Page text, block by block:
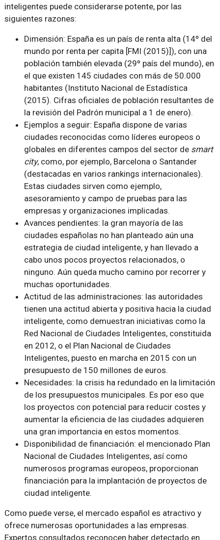
inteligentes puede considerarse potente, por las
siguientes razones:
Dimensión: España es un país de renta alta (14º del
mundo por renta per capita [FMI (2015)]), con una
población también elevada (29º país del mundo), en
el que existen 145 ciudades con más de 50.000
habitantes (Instituto Nacional de Estadística
(2015). Cifras oficiales de población resultantes de
la revisión del Padrón municipal a 1 de enero).
Ejemplos a seguir: España dispone de varias
ciudades reconocidas como líderes europeos o
globales en diferentes campos del sector de smart
city, como, por ejemplo, Barcelona o Santander
(destacadas en varios rankings internacionales).
Estas ciudades sirven como ejemplo,
asesoramiento y campo de pruebas para las
empresas y organizaciones implicadas.
Avances pendientes: la gran mayoría de las
ciudades españolas no han planteado aún una
estrategia de ciudad inteligente, y han llevado a
cabo unos pocos proyectos relacionados, o
ninguno. Aún queda mucho camino por recorrer y
muchas oportunidades.
Actitud de las administraciones: las autoridades
tienen una actitud abierta y positiva hacia la ciudad
inteligente, como demuestran iniciativas como la
Red Nacional de Ciudades Inteligentes, constituida
en 2012, o el Plan Nacional de Ciudades
Inteligentes, puesto en marcha en 2015 con un
presupuesto de 150 millones de euros.
Necesidades: la crisis ha redundado en la limitación
de los presupuestos municipales. Es por eso que
los proyectos con potencial para reducir costes y
aumentar la eficiencia de las ciudades adquieren
una gran importancia en estos momentos.
Disponibilidad de financiación: el mencionado Plan
Nacional de Ciudades Inteligentes, así como
numerosos programas europeos, proporcionan
financiación para la implantación de proyectos de
ciudad inteligente.
Como puede verse, el mercado español es atractivo y
ofrece numerosas oportunidades a las empresas.
Expertos consultados reconocen haber detectado en